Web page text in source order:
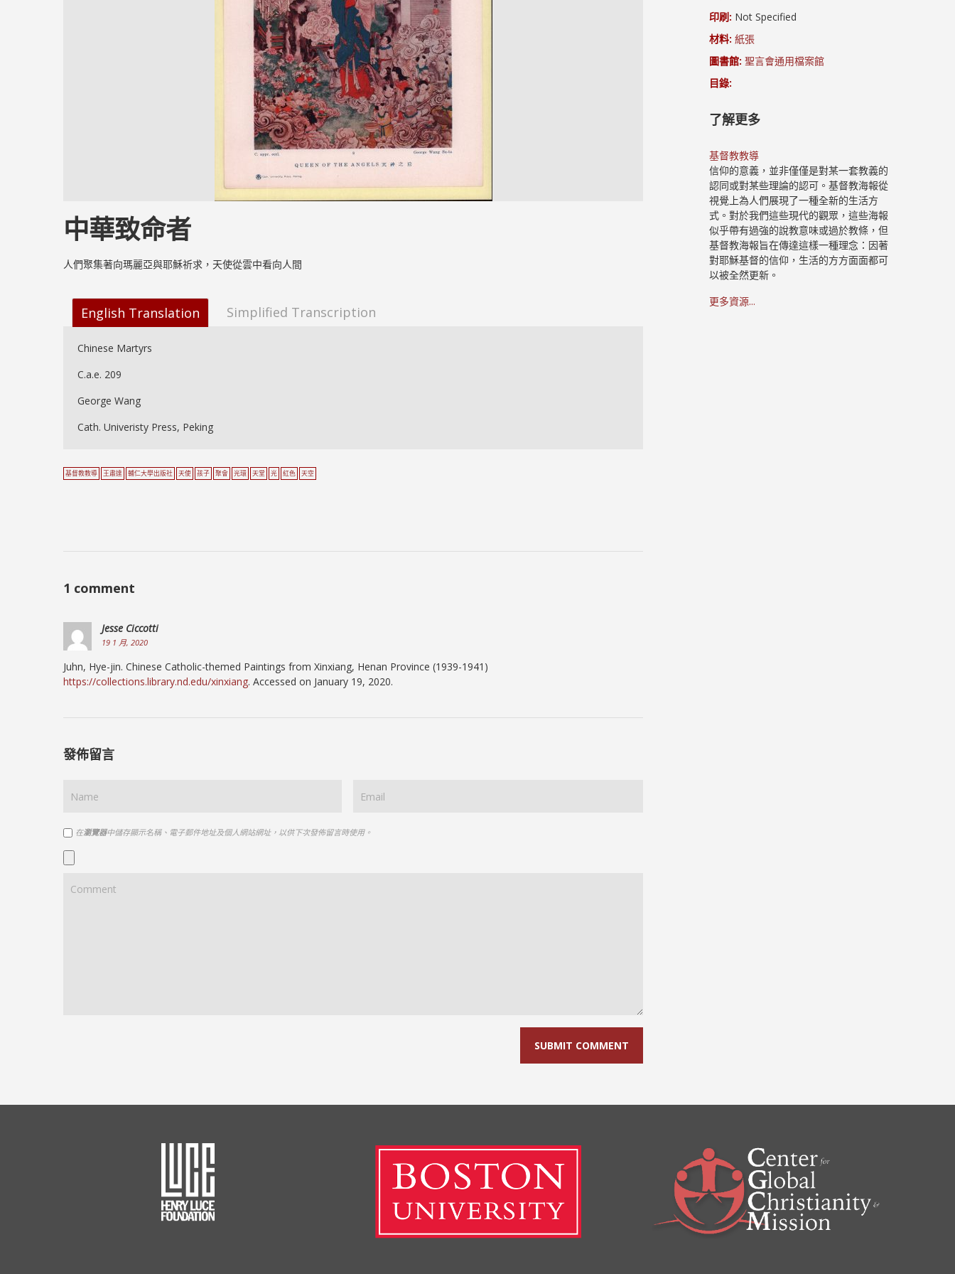
中華致命者
人們聚集著向瑪麗亞與耶穌祈求，天使從雲中看向人間
English Translation Simplified Transcription
Chinese Martyrs
C.a.e. 209
George Wang
Cath. Univeristy Press, Peking
基督教教導 王肅達 輔仁大學出版社 天使 孩子 聚會 光環 天堂 光 紅色 天空
1 comment
Jesse Ciccotti
19 1 月, 2020
Juhn, Hye-jin. Chinese Catholic-themed Paintings from Xinxiang, Henan Province (1939-1941)
https://collections.library.nd.edu/xinxiang. Accessed on January 19, 2020.
發佈留言
在瀏覽器中儲存顯示名稱、電子郵件地址及個人網站網址，以供下次發佈留言時使用。
印刷: Not Specified
材料: 紙張
圖書館: 聖言會通用檔案館
目錄:
了解更多
基督教教導
信仰的意義，並非僅僅是對某一套教義的
認同或對某些理論的認可。基督教海報從
視覺上為人們展現了一種全新的生活方
式。對於我們這些現代的觀眾，這些海報
似乎帶有過強的說教意味或過於教條，但
基督教海報旨在傳達這樣一種理念：因著
對耶穌基督的信仰，生活的方方面面都可
以被全然更新。
更多資源...